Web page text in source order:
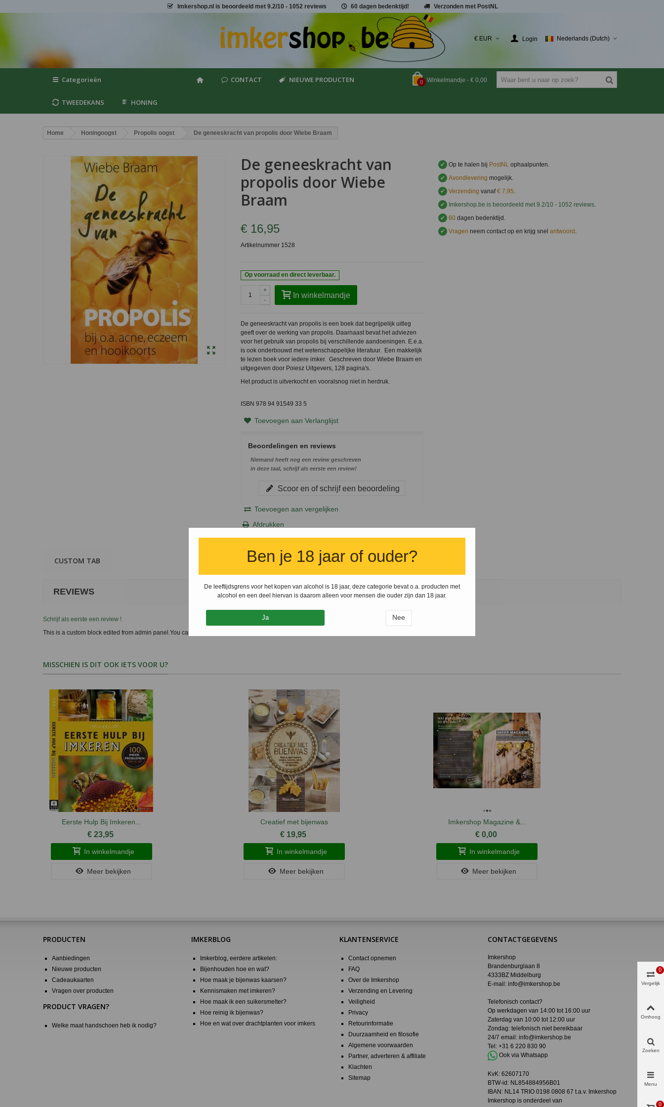
Imkershop.nl is beoordeeld met 9.2/10 - 1052 reviews 60 dagen bedenktijd! Verzonden met PostNL
€ EUR Login
Ben je 18 jaar of ouder?
De leeftijdsgrens voor het kopen van alcohol is 18 jaar, deze categorie bevat o.a. producten met
alcohol en een deel hiervan is daarom alleen voor mensen die ouder zijn dan 18 jaar.
Ja Nee
Nederlands (Dutch)
0 Winkelmandje - € 0,00
Categorieën CONTACT NIEUWE PRODUCTEN
TWEEDEKANS HONING
Home Honingoogst Propolis oogst De geneeskracht van propolis door Wiebe Braam
De geneeskracht van
propolis door Wiebe
Braam
€ 16,95
Artikelnummer 1528
Op voorraad en direct leverbaar.
-
+
In winkelmandje
De geneeskracht van propolis is een boek dat begrijpelijk uitleg
geeft over de werking van propolis. Daarnaast bevat het adviezen
voor het gebruik van propolis bij verschillende aandoeningen. E.e.a.
is ook onderbouwd met wetenschappelijke literatuur. Een makkelijk
te lezen boek voor iedere imker. Geschreven door Wiebe Braam en
uitgegeven door Poiesz Uitgevers, 128 pagina's.
Het product is uitverkocht en vooralsnog niet in herdruk.
ISBN 978 94 91549 33 5
Toevoegen aan Verlanglijst
Beoordelingen en reviews
Niemand heeft nog een review geschreven
in deze taal, schrijf als eerste een review!
Scoor en of schrijf een beoordeling
Toevoegen aan vergelijken
Afdrukken
✔ Op te halen bij PostNLophaalpunten.
✔ Avondlevering mogelijk.
✔ Verzending vanaf€ 7,95.
✔
Imkershop.be is beoordeeld met9.2/10 -1052 reviews.
✔ 60dagen bedenktijd.
✔ Vragen neem contact op en krijg snel antwoord ..
CUSTOM TAB
REVIEWS
Schrijf als eerste een review !
This is a custom block edited from admin panel.You can insert any content here.
MISSCHIEN IS DIT OOK IETS VOOR U?
Eerste Hulp Bij Imkeren...
€ 23,95
In winkelmandje
Meer bekijken
Creatief met bijenwas
€ 19,95
In winkelmandje
Meer bekijken
Imkershop Magazine &...
€ 0,00
In winkelmandje
Meer bekijken
PRODUCTEN
Aanbiedingen
Nieuwe producten
Cadeaukaarten
Vragen over producten
PRODUCT VRAGEN?
Welke maat handschoen heb ik nodig?
IMKERBLOG
Imkerblog, eerdere artikelen:
Bijenhouden hoe en wat?
Hoe maak je bijenwas kaarsen?
Kennismaken met imkeren?
Hoe maak ik een suikersmelter?
Hoe reinig ik bijenwas?
Hoe en wat over drachtplanten voor imkers
KLANTENSERVICE
Contact opnemen
FAQ
Over de Imkershop
Verzending en Levering
Veiligheid
Privacy
Retourinformatie
Duurzaamheid en filosofie
Algemene voorwaarden
Partner, adverteren & affiliate
Klachten
Sitemap
CONTACTGEGEVENS
Imkershop
Brandenburglaan 8
4333BZ Middelburg
E-mail: info@imkershop.be
Telefonisch contact?
Op werkdagen van 14:00 tot 16:00 uur
Zaterdag van 10:00 tot 12:00 uur
Zondag: telefonisch niet bereikbaar
24/7 email: info@imkershop.be
Tel: +31 6 220 830 90
Ook via Whatsapp
KvK: 62607170
BTW-id: NL854884956B01
IBAN: NL14 TRIO 0198 0808 67 t.a.v. Imkershop
Imkershop is onderdeel van
Vergelijk
0
Omhoog
Zoeken
Menu
0